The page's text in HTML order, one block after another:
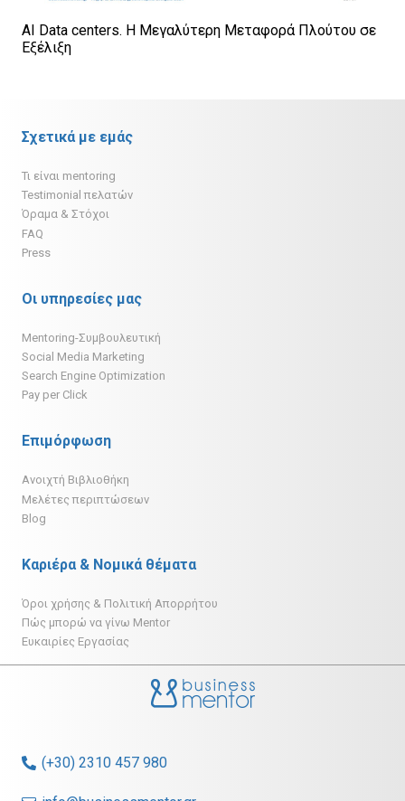
AI Data centers. Η Μεγαλύτερη Μεταφορά Πλούτου σε
Εξέλιξη
Σχετικά με εμάς
Τι είναι mentoring
Testimonial πελατών
Όραμα & Στόχοι
FAQ
Press
Οι υπηρεσίες μας
Mentoring-Συμβουλευτική
Social Media Marketing
Search Engine Optimization
Pay per Click
Επιμόρφωση
Ανοιχτή Βιβλιοθήκη
Μελέτες περιπτώσεων
Blog
Καριέρα & Νομικά θέματα
Όροι χρήσης & Πολιτική Απορρήτου
Πώς μπορώ να γίνω Mentor
Ευκαιρίες Εργασίας
(+30) 2310 457 980